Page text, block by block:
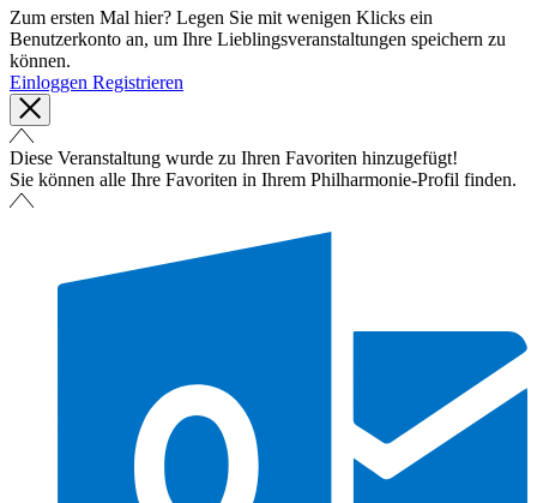
Zum ersten Mal hier? Legen Sie mit wenigen Klicks ein
Benutzerkonto an, um Ihre Lieblingsveranstaltungen speichern zu
können.
Einloggen Registrieren
Diese Veranstaltung wurde zu Ihren Favoriten hinzugefügt!
Sie können alle Ihre Favoriten in Ihrem Philharmonie-Profil finden.